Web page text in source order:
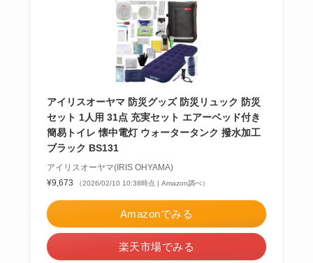
アイリスオーヤマ 防災グッズ 防災リュック 防災
セット 1人用 31点 充実セット エアーベッド付き
簡易トイレ 懐中電灯 ウォータータンク 撥水加工
ブラック BS131
アイリスオーヤマ(IRIS OHYAMA)
¥9,673
（2026/02/10 10:38時点 | Amazon調べ）
Amazonでみる
楽天市場でみる